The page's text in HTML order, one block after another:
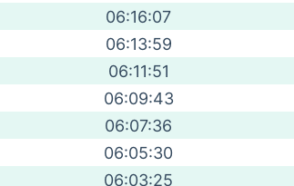
06:16:07
06:13:59
06:11:51
06:09:43
06:07:36
06:05:30
06:03:25